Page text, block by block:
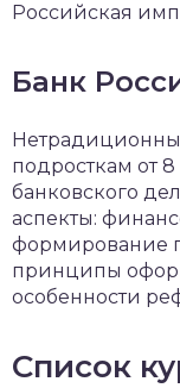
Российская
Банк
подросткам от
банковского
аспекты:
формирование
принципы
особенности
Список